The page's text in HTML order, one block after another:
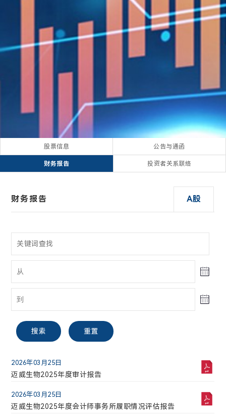
股票信息 公告与通函
财务报告 投资者关系联络
股票信息
迈威生物【688062】
30.51
公告与通函 A股
财务报告 A股
搜索 重置
2026年03月25日
迈威生物2025年度审计报告
2026年03月25日
迈威生物2025年度会计师事务所履职情况评估报告
投资者关系联络
电话:
ir@mabwell.com